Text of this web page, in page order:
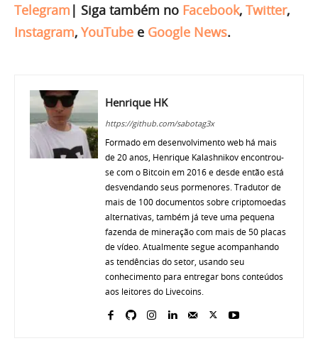
Telegram | Siga também no Facebook, Twitter,
Instagram, YouTube e Google News.
Henrique HK
https://github.com/sabotag3x
Formado em desenvolvimento web há mais
de 20 anos, Henrique Kalashnikov encontrou-
se com o Bitcoin em 2016 e desde então está
desvendando seus pormenores. Tradutor de
mais de 100 documentos sobre criptomoedas
alternativas, também já teve uma pequena
fazenda de mineração com mais de 50 placas
de vídeo. Atualmente segue acompanhando
as tendências do setor, usando seu
conhecimento para entregar bons conteúdos
aos leitores do Livecoins.